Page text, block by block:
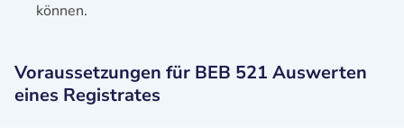
können.
Voraussetzungen für BEB 521 Auswerten
eines Registrates